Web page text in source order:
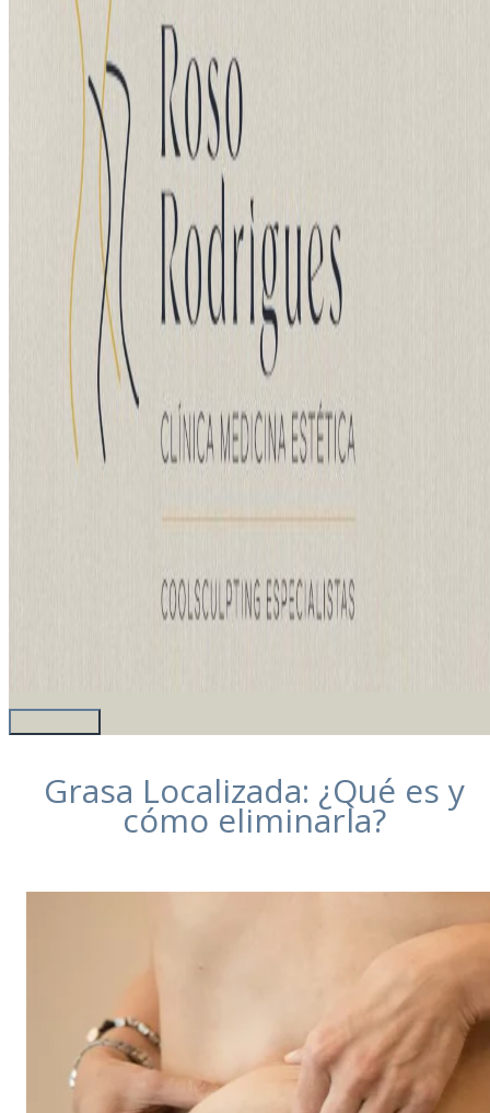
Grasa Localizada: ¿Qué es y
cómo eliminarla?